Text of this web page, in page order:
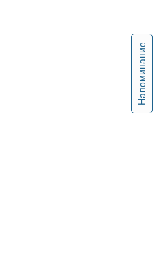
Напоминание